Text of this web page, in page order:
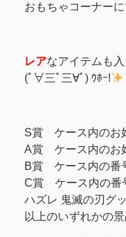
おもちゃコーナー
レアなアイテムも
(ﾟ∀三ﾟ三∀ﾟ) ｳﾎｰ!
S賞 ケース内のお
A賞 ケース内のお
B賞 ケース内の番
C賞 ケース内の番
ハズレ 鬼滅の刃グ
以上のいずれかの